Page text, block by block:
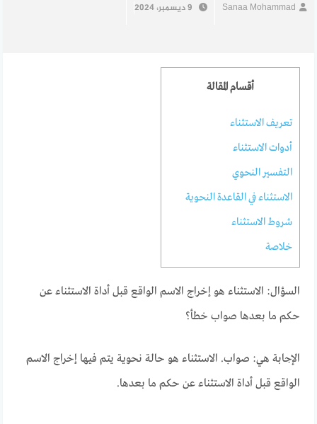
Sanaa Mohammad 9 ديسمبر، 2024
أقسام المقالة
تعريف الاستثناء
أدوات الاستثناء
التفسير النحوي
الاستثناء في القاعدة النحوية
شروط الاستثناء
خلاصة
السؤال: الاستثناء هو إخراج الاسم الواقع قبل أداة الاستثناء عن
حكم ما بعدها صواب خطأ؟
الإجابة هي: صواب. الاستثناء هو حالة نحوية يتم فيها إخراج الاسم
الواقع قبل أداة الاستثناء عن حكم ما بعدها.